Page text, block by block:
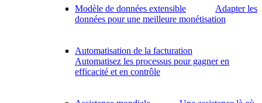
Modèle de données extensible
Adapter les
données pour une meilleure monétisation
Automatisation de la facturation
Automatisez les processus pour gagner en
efficacité et en contrôle